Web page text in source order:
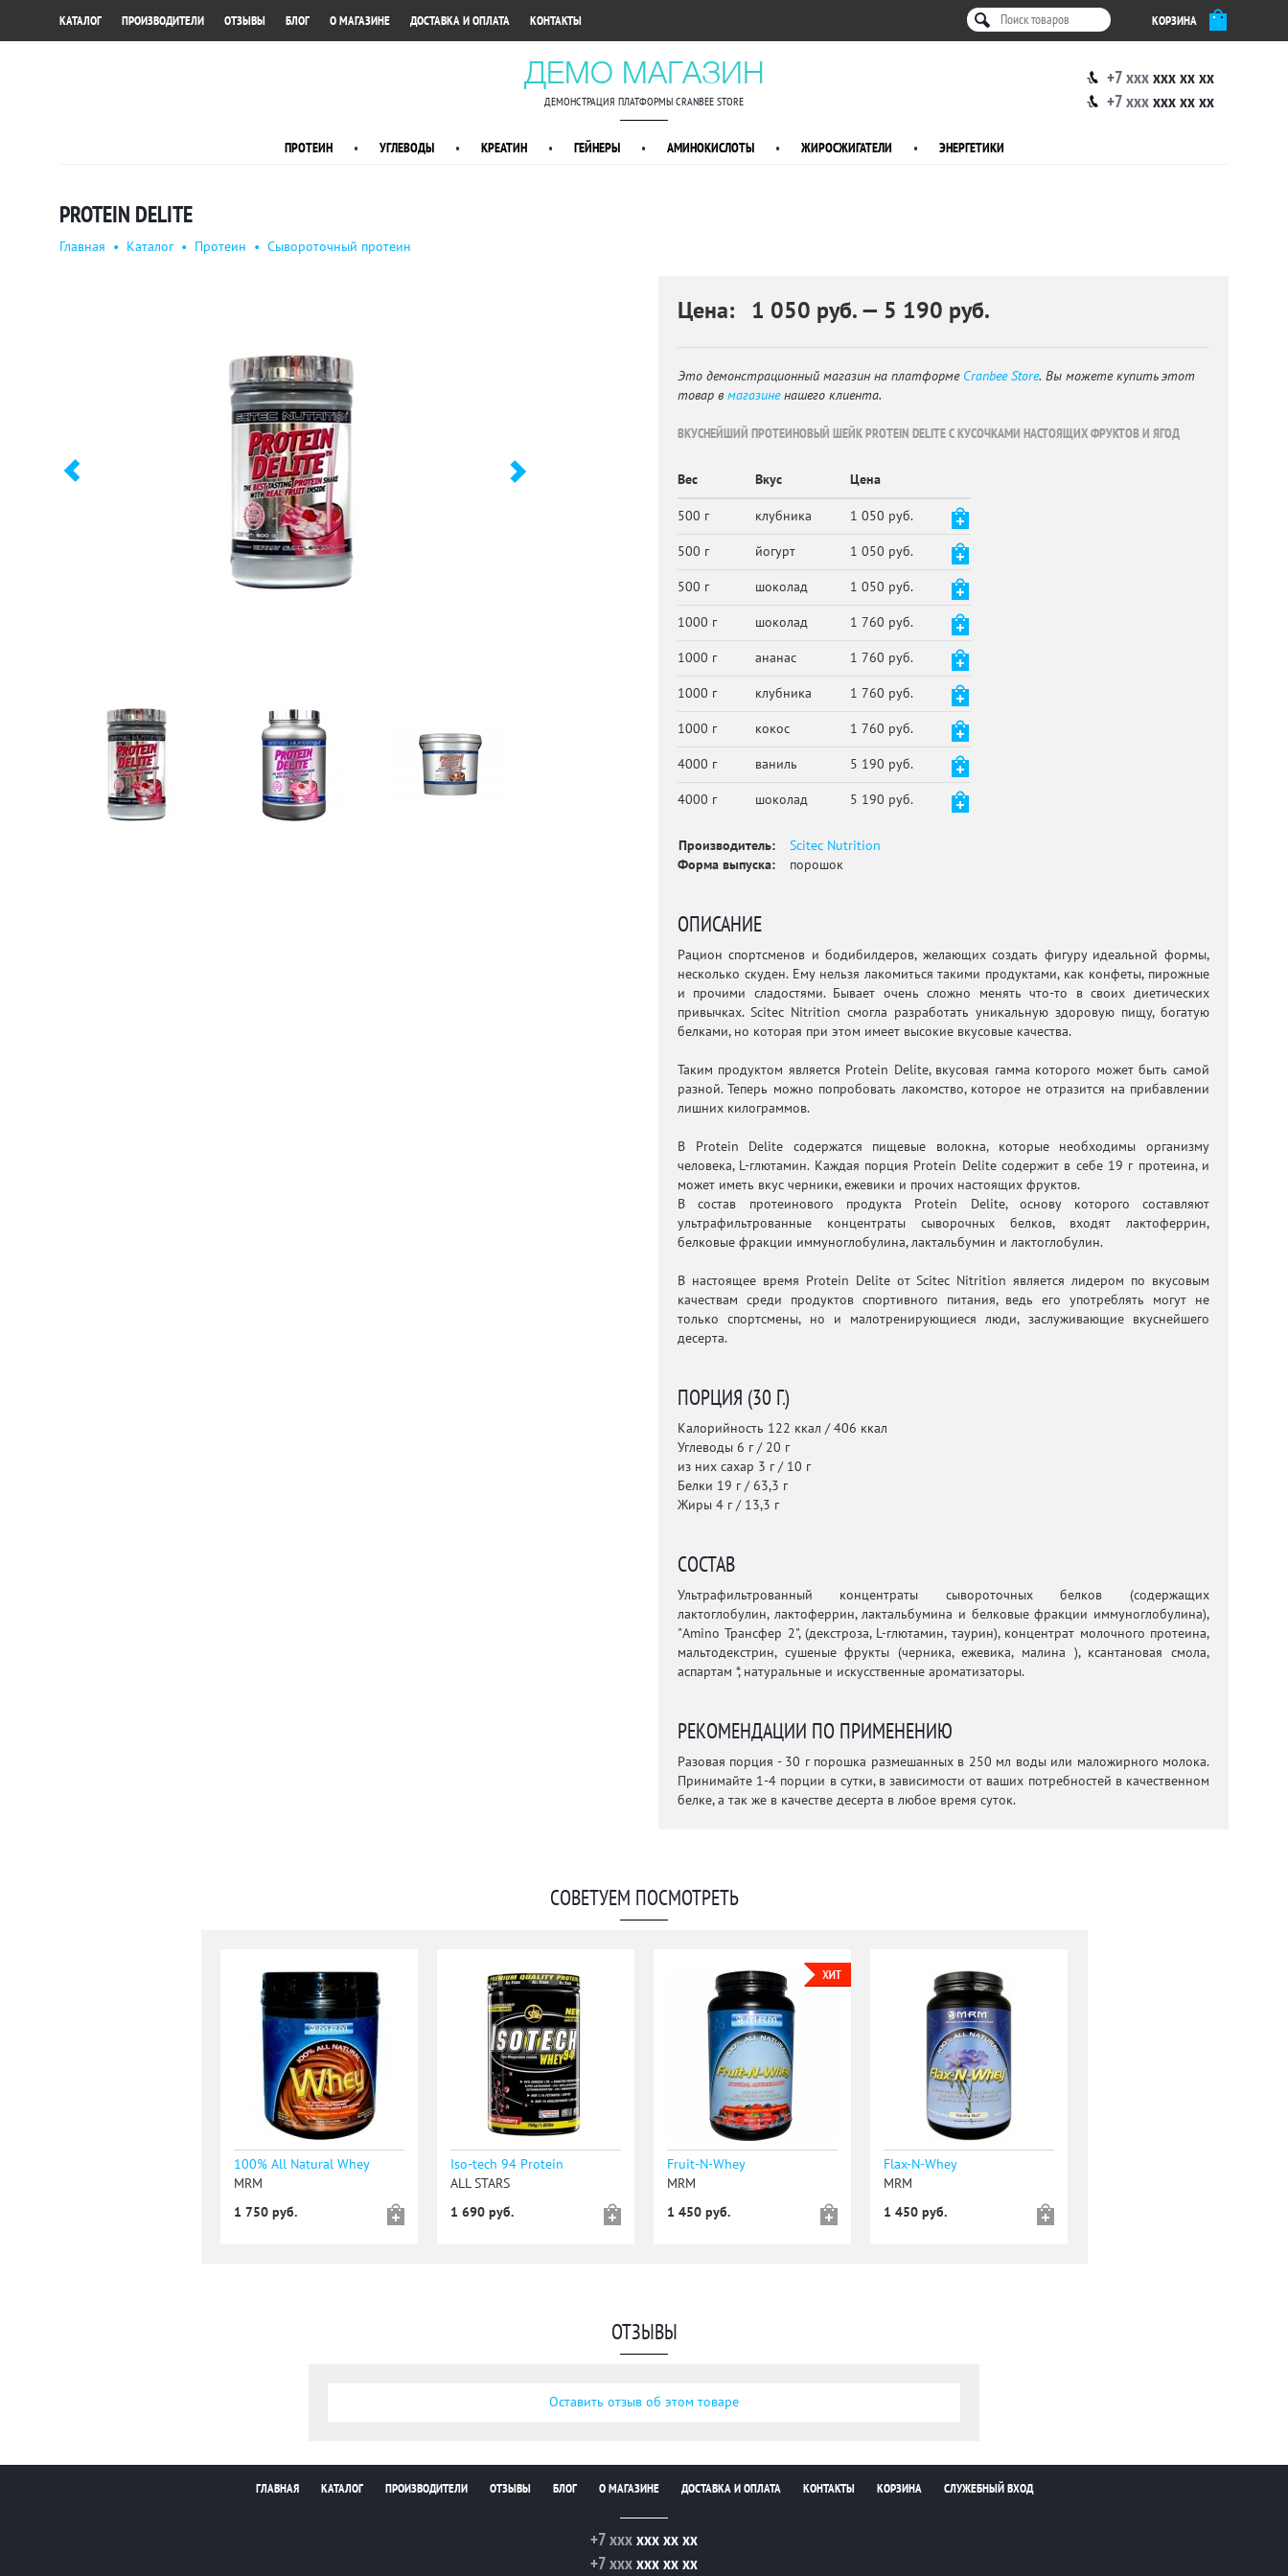
КОРЗИНА
КАТАЛОГ ПРОИЗВОДИТЕЛИ ОТЗЫВЫ БЛОГ О МАГАЗИНЕ ДОСТАВКА И ОПЛАТА КОНТАКТЫ
ДЕМО МАГАЗИН
ДЕМОНСТРАЦИЯ ПЛАТФОРМЫ CRANBEE STORE
+7 xxx xxx xx xx
+7 xxx xxx xx xx
ПРОТЕИН • УГЛЕВОДЫ • КРЕАТИН • ГЕЙНЕРЫ • АМИНОКИСЛОТЫ • ЖИРОСЖИГАТЕЛИ • ЭНЕРГЕТИКИ
PROTEIN DELITE
Главная • Каталог • Протеин • Сывороточный протеин
Цена: 1 050 руб. — 5 190 руб.
Это демонстрационный магазин на платформе Cranbee Store. Вы можете купить этот
товар в магазиненашего клиента.
ВКУСНЕЙШИЙ ПРОТЕИНОВЫЙ ШЕЙК PROTEIN DELITE С КУСОЧКАМИ НАСТОЯЩИХ ФРУКТОВ И ЯГОД
Вес Вкус Цена
500 г клубника 1 050 руб.
500 г йогурт 1 050 руб.
500 г шоколад 1 050 руб.
1000 г шоколад 1 760 руб.
1000 г ананас 1 760 руб.
1000 г клубника 1 760 руб.
1000 г кокос 1 760 руб.
4000 г ваниль 5 190 руб.
4000 г шоколад 5 190 руб.
Производитель:
Scitec Nutrition
Форма выпуска:
порошок
ОПИСАНИЕ
Рацион спортсменов и бодибилдеров, желающих создать фигуру идеальной формы,
несколько скуден. Ему нельзя лакомиться такими продуктами, как конфеты, пирожные
и прочими сладостями. Бывает очень сложно менять что-то в своих диетических
привычках. Scitec Nitrition смогла разработать уникальную здоровую пищу, богатую
белками, но которая при этом имеет высокие вкусовые качества.
Таким продуктом является Protein Delite, вкусовая гамма которого может быть самой
разной. Теперь можно попробовать лакомство, которое не отразится на прибавлении
лишних килограммов.
В Protein Delite содержатся пищевые волокна, которые необходимы организму
человека, L-глютамин. Каждая порция Protein Delite содержит в себе 19 г протеина, и
может иметь вкус черники, ежевики и прочих настоящих фруктов.
В состав протеинового продукта Protein Delite, основу которого составляют
ультрафильтрованные концентраты сыворочных белков, входят лактоферрин,
белковые фракции иммуноглобулина, лактальбумин и лактоглобулин.
В настоящее время Protein Delite от Scitec Nitrition является лидером по вкусовым
качествам среди продуктов спортивного питания, ведь его употреблять могут не
только спортсмены, но и малотренирующиеся люди, заслуживающие вкуснейшего
десерта.
ПОРЦИЯ (30 Г.)
Калорийность 122 ккал / 406 ккал
Углеводы 6 г / 20 г
из них сахар 3 г / 10 г
Белки 19 г / 63,3 г
Жиры 4 г / 13,3 г
СОСТАВ
Ультрафильтрованный концентраты сывороточных белков (содержащих
лактоглобулин, лактоферрин, лактальбумина и белковые фракции иммуноглобулина),
"Amino Трансфер 2", (декстроза, L-глютамин, таурин), концентрат молочного протеина,
мальтодекстрин, сушеные фрукты (черника, ежевика, малина ), ксантановая смола,
аспартам *, натуральные и искусственные ароматизаторы.
РЕКОМЕНДАЦИИ ПО ПРИМЕНЕНИЮ
Разовая порция - 30 г порошка размешанных в 250 мл воды или маложирного молока.
Принимайте 1-4 порции в сутки, в зависимости от ваших потребностей в качественном
белке, а так же в качестве десерта в любое время суток.
СОВЕТУЕМ ПОСМОТРЕТЬ
100% All Natural Whey
MRM
1 750 руб.
Iso-tech 94 Protein
ALL STARS
1 690 руб.
Fruit-N-Whey
MRM
1 450 руб.
Flax-N-Whey
MRM
1 450 руб.
ОТЗЫВЫ
Оставить отзыв об этом товаре
ГЛАВНАЯ КАТАЛОГ ПРОИЗВОДИТЕЛИ ОТЗЫВЫ БЛОГ О МАГАЗИНЕ ДОСТАВКА И ОПЛАТА КОНТАКТЫ КОРЗИНА СЛУЖЕБНЫЙ ВХОД
+7 xxxxxx xx xx
+7 xxxxxx xx xx